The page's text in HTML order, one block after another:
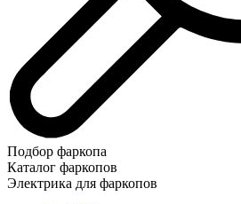
Подбор фаркопа
Каталог фаркопов
Электрика для фаркопов